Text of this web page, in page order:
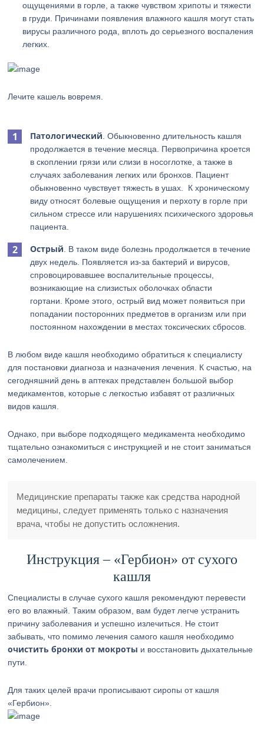
ощущениями в горле, а также чувством хрипоты и тяжести
в груди. Причинами появления влажного кашля могут стать
вирусы различного рода, вплоть до серьезного воспаления
легких.
Лечите кашель вовремя.
Патологический . Обыкновенно длительность кашля
продолжается в течение месяца. Первопричина кроется
в скоплении грязи или слизи в носоглотке, а также в
случаях заболевания легких или бронхов. Пациент
обыкновенно чувствует тяжесть в ушах. К хроническому
виду относят болевые ощущения и перхоту в горле при
сильном стрессе или нарушениях психического здоровья
пациента.
Острый . В таком виде болезнь продолжается в течение
двух недель. Появляется из-за бактерий и вирусов,
спровоцировавшее воспалительные процессы,
возникающие на слизистых оболочках области
гортани. Кроме этого, острый вид может появиться при
попадании посторонних предметов в организм или при
постоянном нахождении в местах токсических сбросов.
В любом виде кашля необходимо обратиться к специалисту
для постановки диагноза и назначения лечения. К счастью, на
сегодняшний день в аптеках представлен большой выбор
медикаментов, которые с легкостью избавят от различных
видов кашля.
Однако, при выборе подходящего медикамента необходимо
тщательно ознакомиться с инструкцией и не стоит заниматься
самолечением.
Медицинские препараты также как средства народной
медицины, следует применять только с назначения
врача, чтобы не допустить осложнения.
Инструкция – «Гербион» от сухого
кашля
Специалисты в случае сухого кашля рекомендуют перевести
его во влажный. Таким образом, вам будет легче устранить
причину заболевания и успешно излечиться. Не стоит
забывать, что помимо лечения самого кашля необходимо
очистить бронхи от мокроты и восстановить дыхательные
пути.
Для таких целей врачи прописывают сиропы от кашля
«Гербион».